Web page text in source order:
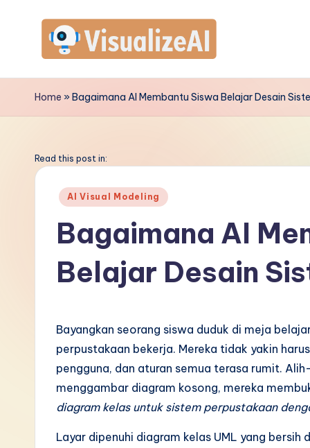
contentV
is
a
Home »Bagaimana AI Membantu Siswa Belajar Desain
Read this post in:
Posted
AI Visual Modeling
Bagaimana AI
Belajar Desain
Bayangkan seorang siswa duduk di meja
perpustakaan bekerja. Mereka tidak yakin
pengguna, dan aturan semua terasa rumit.
menggambar diagram kosong, mereka
diagram kelas untuk sistem perpustakaan
Layar dipenuhi diagram kelas UML yang